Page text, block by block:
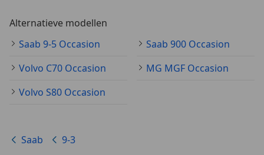
Alternatieve modellen
Saab 9-5 Occasion
Saab 900 Occasion
Volvo C70 Occasion
MG MGF Occasion
Volvo S80 Occasion
Saab 9-3